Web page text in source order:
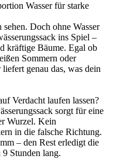
Wasser für starke
Doch ohne Wasser
ins Spiel –
kräftige Bäume. Egal ob
Sommern oder
genau das, was dein
Verdacht laufen lassen?
sorgt für eine
Wurzel. Kein
in die falsche Richtung.
– den Rest erledigt die
Stunden lang.